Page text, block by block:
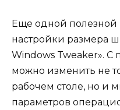
Еще одной
настройки размера
Windows Tweaker».
можно изменить не
рабочем столе, но и
параметров